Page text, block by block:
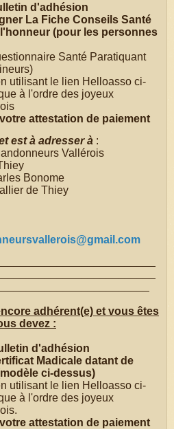
d'adhésion
La Fiche Conseils Santé
(pour les personnes
Santé Paratiquant
le lien Helloasso ci-
à l'ordre des joyeux
attestation de paiement
est à adresser à :
Vallérois
Bonome
de Thiey
adhérent(e) et vous êtes
devez :
d'adhésion
Madicale datant de
ci-dessus)
le lien Helloasso ci-
à l'ordre des joyeux
attestation de paiement